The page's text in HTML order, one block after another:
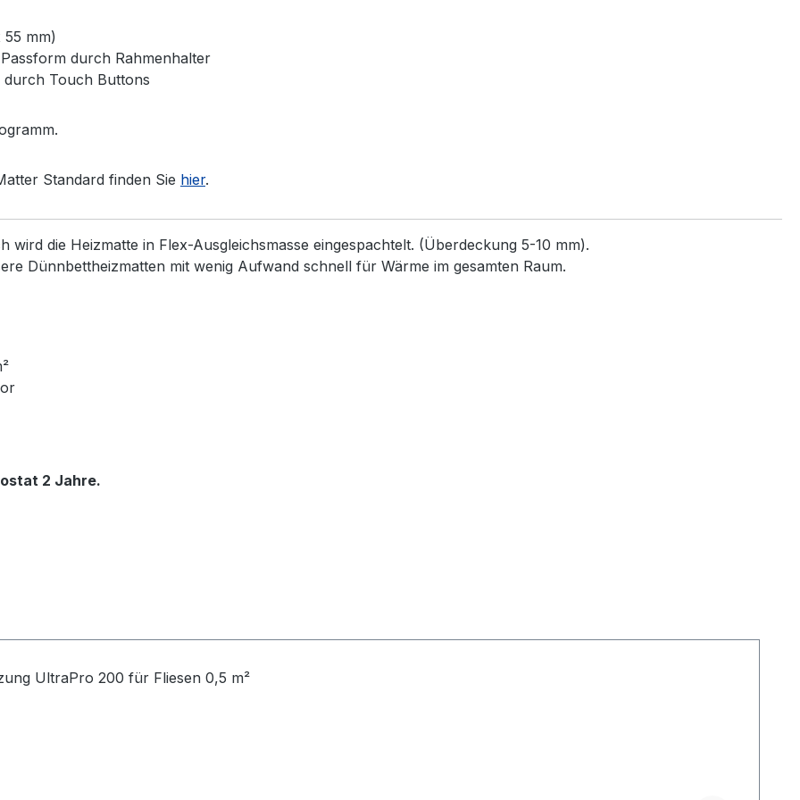
mm)
durch Rahmenhalter
durch Touch Buttons
Standard finden Sie hier.
wird die Heizmatte in Flex-Ausgleichsmasse eingespachtelt. (Überdeckung 5-10 mm).
Dünnbettheizmatten mit wenig Aufwand schnell für Wärme im gesamten Raum.
2 Jahre.